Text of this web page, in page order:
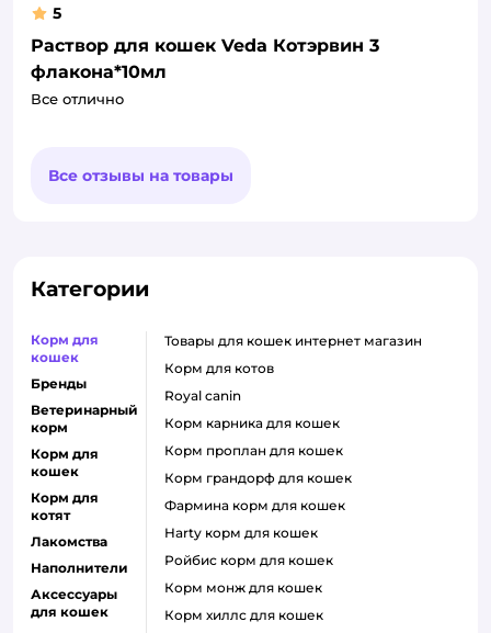
5
Раствор для кошек Veda Котэрвин 3
флакона*10мл
Все отлично
Все отзывы на товары
Категории
Корм для
кошек
Бренды
Ветеринарный
корм
Корм для
кошек
Корм для
котят
Лакомства
Наполнители
Аксессуары
для кошек
товары для кошек интернет магазин
корм для котов
royal canin
корм карника для кошек
корм проплан для кошек
корм грандорф для кошек
фармина корм для кошек
harty корм для кошек
ройбис корм для кошек
корм монж для кошек
корм хиллс для кошек